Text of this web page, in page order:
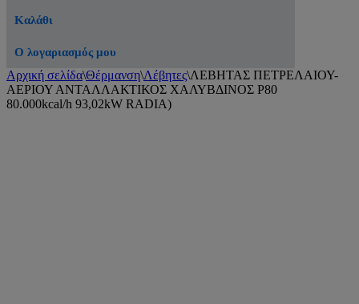
Καλάθι
Ο λογαριασμός μου
Αρχική σελίδα\Θέρμανση\Λέβητες\ΛΕΒΗΤΑΣ ΠΕΤΡΕΛΑΙΟΥ-
ΑΕΡΙΟΥ ΑΝΤΑΛΛΑΚΤΙΚΟΣ ΧΑΛΥΒΔΙΝΟΣ P80
80.000kcal/h 93,02kW RADIA)